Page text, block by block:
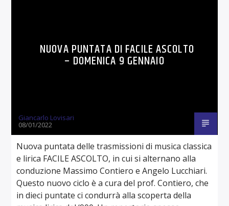
NUOVA PUNTATA DI FACILE ASCOLTO
– DOMENICA 9 GENNAIO
Giancarlo Lovisari
08/01/2022
Nuova puntata delle trasmissioni di musica classica
e lirica FACILE ASCOLTO, in cui si alternano alla
conduzione Massimo Contiero e Angelo Lucchiari.
Questo nuovo ciclo è a cura del prof. Contiero, che
in dieci puntate ci condurrà alla scoperta della